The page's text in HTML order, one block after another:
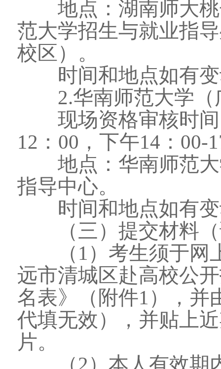
地点：湖南师大桃
范大学招生与就业指
校区）。
时间和地点如有变
2.华南师范大学（
现场资格审核时间
12：00，下午14：00-
地点：华南师范大
指导中心。
时间和地点如有变
（三）提交材料（
（1）考生须于网上
远市清城区赴高校公
名表》（附件1），并
代填无效），并贴上
片。
（2）本人有效期